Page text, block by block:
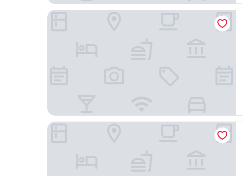
Pousada Casa Búzios
Pousada Águas Claras